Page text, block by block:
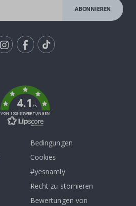
ABONNIEREN
4.1/5
VON 1025 BEWERTUNGEN
Bedingungen
Cookies
#yesnamly
Recht zu stornieren
Bewertungen von